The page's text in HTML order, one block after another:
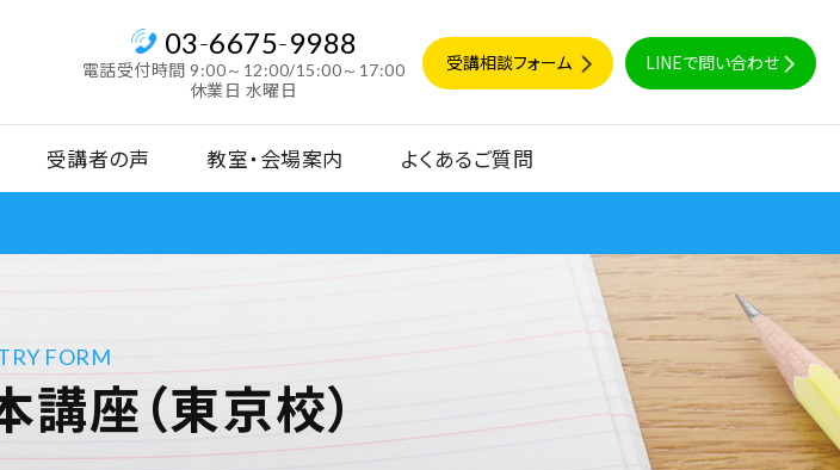
03-6675-9988
電話受付時間 9:00～12:00/15:00～17:00
休業日 水曜日
受講相談フォーム LINEで問い合わせ
受講者の声 教室・会場案内 よくあるご質問
FORM
座（東京校）